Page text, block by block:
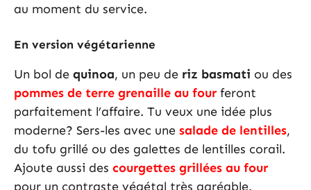
au moment du service.
En version végétarienne
Un bol de quinoa, un peu de riz basmati ou des
pommes de terre grenaille au four feront
parfaitement l’affaire. Tu veux une idée plus
moderne? Sers-les avec une salade de lentilles,
du tofu grillé ou des galettes de lentilles corail.
Ajoute aussi des courgettes grillées au four
pour un contraste végétal très agréable.